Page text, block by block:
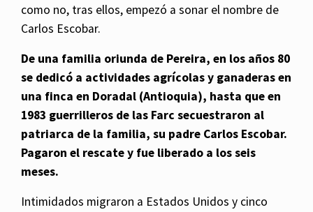
como no, tras ellos, empezó a sonar el nombre de
Carlos Escobar.
De una familia oriunda de Pereira, en los años 80
se dedicó a actividades agrícolas y ganaderas en
una finca en Doradal (Antioquia), hasta que en
1983 guerrilleros de las Farc secuestraron al
patriarca de la familia, su padre Carlos Escobar.
Pagaron el rescate y fue liberado a los seis
meses.
Intimidados migraron a Estados Unidos y cinco